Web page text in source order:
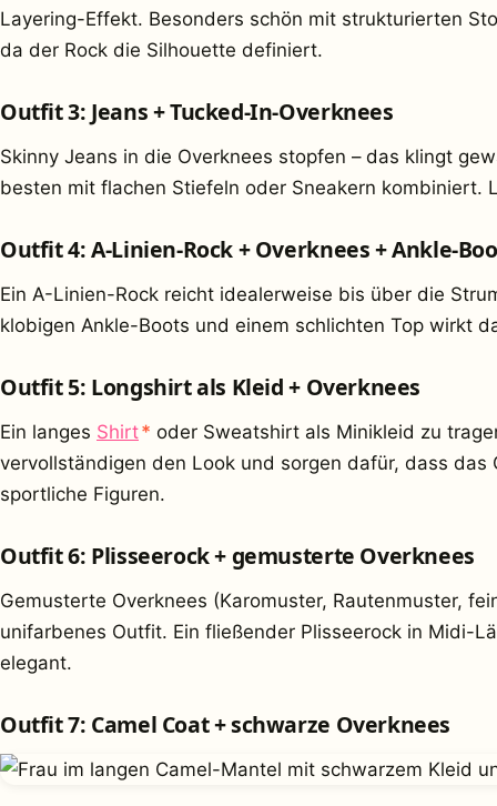
Layering-Effekt. Besonders schön mit strukturierten
da der Rock die Silhouette definiert.
Outfit 3: Jeans + Tucked-In-Overknees
Skinny Jeans in die Overknees stopfen – das klingt
besten mit flachen Stiefeln oder Sneakern kombiniert.
Outfit 4: A-Linien-Rock + Overknees + Ankle-
Ein A-Linien-Rock reicht idealerweise bis über die
klobigen Ankle-Boots und einem schlichten Top wirkt
Outfit 5: Longshirt als Kleid + Overknees
Ein langes Shirt*(Werbung)
oder Sweatshirt als Minikleid zu
vervollständigen den Look und sorgen dafür, dass
sportliche Figuren.
Outfit 6: Plisseerock + gemusterte Overknees
Gemusterte Overknees (Karomuster, Rautenmuster,
unifarbenes Outfit. Ein fließender Plisseerock in Midi-
elegant.
Outfit 7: Camel Coat + schwarze Overknees